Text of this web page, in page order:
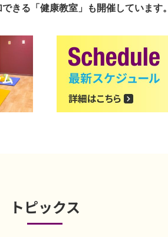
きる「健康教室」も開催しています。
トピックス